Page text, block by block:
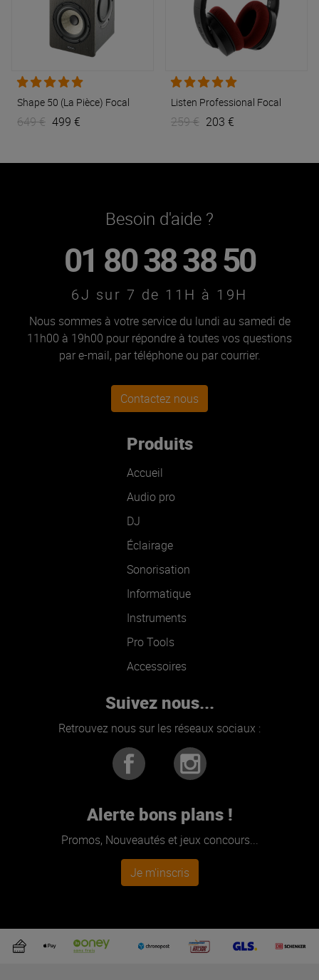
Shape 50 (La Pièce) Focal
649 € 499 €
Listen Professional Focal
259 € 203 €
Besoin d'aide ?
01 80 38 38 50
6J sur 7 de 11H à 19H
Nous sommes à votre service du lundi au samedi de
11h00 à 19h00 pour répondre à toutes vos questions
par e-mail, par téléphone ou par courrier.
Contactez nous
Produits
Accueil
Audio pro
DJ
Éclairage
Sonorisation
Informatique
Instruments
Pro Tools
Accessoires
Suivez nous...
Retrouvez nous sur les réseaux sociaux :
Alerte bons plans !
Promos, Nouveautés et jeux concours...
Je m'inscris